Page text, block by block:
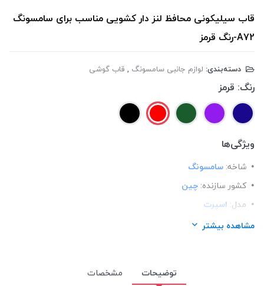
قاب سیلیکونی محافظ لنز دار کشویی مناسب برای سامسونگ
A72-رنگ قرمز
دسته‌بندی: لوازم جانبی سامسونگ , قاب گوشی
رنگ: قرمز
ویژگی‌ها
شاخه: سامسونگ
کشور سازنده: چین
مدل: اسپرت
ساختار: سیلیکونیمشاهده بیشتر
توضیحات مشخصات